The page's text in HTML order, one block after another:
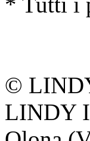
©
LINDY